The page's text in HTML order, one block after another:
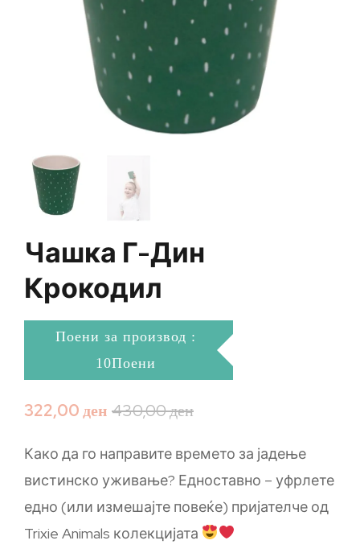
Чашка Г-Дин
Крокодил
Поени за производ :
10Поени
430,00ден
322,00ден
Како да го направите времето за јадење
вистинско уживање? Едноставно – уфрлете
едно (или измешајте повеќе) пријателче од
Trixie Animals колекцијата